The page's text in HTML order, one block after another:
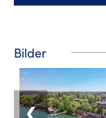
Bilder
❮